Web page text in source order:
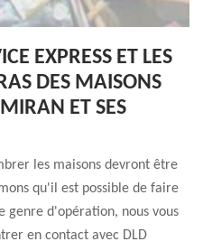
EXPRESS ET LES
DES MAISONS
ET SES
les maisons devront être
qu'il est possible de faire
genre d'opération, nous vous
en contact avec DLD